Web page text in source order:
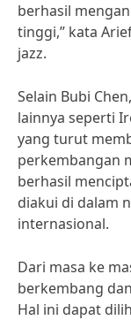
berhasil
tinggi,” kata
jazz.
Selain Bubi
lainnya seperti
yang turut
perkembangan
berhasil
diakui di dalam
internasional.
Dari masa ke
berkembang
Hal ini dapat